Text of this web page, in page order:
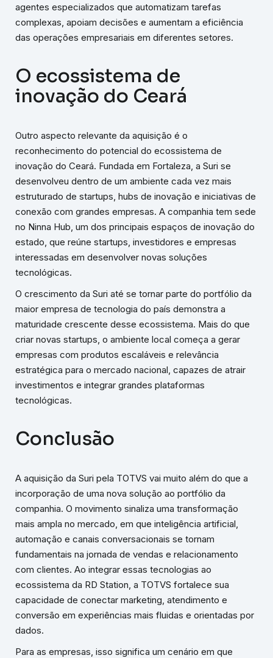
agentes especializados que automatizam tarefas
complexas, apoiam decisões e aumentam a eficiência
das operações empresariais em diferentes setores.
O ecossistema de
inovação do Ceará
Outro aspecto relevante da aquisição é o
reconhecimento do potencial do ecossistema de
inovação do Ceará. Fundada em Fortaleza, a Suri se
desenvolveu dentro de um ambiente cada vez mais
estruturado de startups, hubs de inovação e iniciativas de
conexão com grandes empresas. A companhia tem sede
no Ninna Hub, um dos principais espaços de inovação do
estado, que reúne startups, investidores e empresas
interessadas em desenvolver novas soluções
tecnológicas.
O crescimento da Suri até se tornar parte do portfólio da
maior empresa de tecnologia do país demonstra a
maturidade crescente desse ecossistema. Mais do que
criar novas startups, o ambiente local começa a gerar
empresas com produtos escaláveis e relevância
estratégica para o mercado nacional, capazes de atrair
investimentos e integrar grandes plataformas
tecnológicas.
Conclusão
A aquisição da Suri pela TOTVS vai muito além do que a
incorporação de uma nova solução ao portfólio da
companhia. O movimento sinaliza uma transformação
mais ampla no mercado, em que inteligência artificial,
automação e canais conversacionais se tornam
fundamentais na jornada de vendas e relacionamento
com clientes. Ao integrar essas tecnologias ao
ecossistema da RD Station, a TOTVS fortalece sua
capacidade de conectar marketing, atendimento e
conversão em experiências mais fluidas e orientadas por
dados.
Para as empresas, isso significa um cenário em que